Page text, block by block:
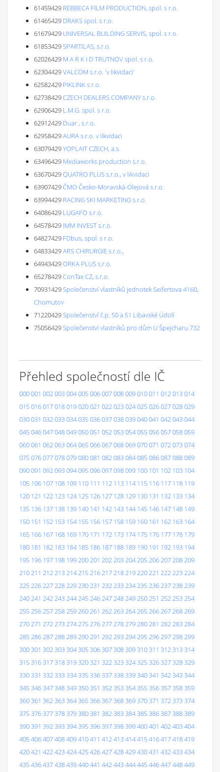
61459429 REBBECA FILM PRODUCTION, spol. s r.o.
61465429 DRAKS spol. s r.o.
61679429 UNIVERSAL BUILDING SERVIS, spol. s r.o.
61853429SPARTILAS, s.r.o.
62026429 M A R K I D TRUTNOV spol. s r.o.
62304429VALCOM s.r.o. 'v likvidaci'
62582429 PIKLINK s.r.o.
62738429CZECH DEALERS COMPANY s.r.o.
62906429 L.M.G. spol. s r.o.
62912429 Duar , s.r.o.
62958429AURA s.r.o. v likvidaci
63079429YOPLAIT CZECH, a.s.
63496429 Mediaworks production s.r.o.
63670429QUATRO PLUS s.r.o., v likvidaci
63907429ČMO Česko-Moravská-Olejová s.r.o.
63994429 RACING SKI MARKETING s.r.o.
64086429 LUGAFO s.r.o.
64578429 IMM INVEST s.r.o.
64827429 FDbus, spol. s r.o.
64833429ARS CHIRURGIE s.r.o.,
64943429ORKA PLUS s.r.o.
65278429ConTax CZ, s.r.o.
70931429Společenství vlastníků jednotek Seifertova 4160,
Chomutov
71220429Společenství č.p. 50 a 51 Libavské Údolí
75056429Společenství vlastníků pro dům U Špejcharu 732
Přehled společností dle IČ
000001 002003004005006007008009010011 012013014
015016017018019020021 022023024025026027028029
030031 032033034035036037038039040041 042043044
045046047048049050051 052053054055056057058059
060061 062063064065066067068069070071 072073074
075076077078079080081 082083084085086087088089
090091 092093094095096097098099 100 101 102 103 104
105 106 107 108 109 110 111 112 113 114 115 116 117 118 119
120 121 122 123 124 125 126 127 128 129 130 131 132 133 134
135 136 137 138 139 140 141 142 143 144 145 146 147 148 149
150 151 152 153 154 155 156 157 158 159 160 161 162 163 164
165 166 167 168 169 170 171 172 173 174 175 176 177 178 179
180 181 182 183 184 185 186 187 188 189 190 191 192 193 194
195 196 197 198 199200201 202203204205206207208209
210211 212213214215216217218219220221 222223224
225226227228229230231 232233234235236237238239
240241 242243244245246247248249250251 252253254
255256257258259260261 262263264265266267268269
270271 272273274275276277278279280281 282283284
285286287288289290291 292293294295296297298299
300301 302303304305306307308309310311 312313314
315316317318319320321 322323324325326327328329
330331 332333334335336337338339340341 342343344
345346347348349350351 352353354355356357358359
360361 362363364365366367368369370371 372373374
375376377378379380381 382383384385386387388389
390391 392393394395396397398399400401 402403404
405406407408409410411 412413414415416417418419
420421 422423424425426427428429430431 432433434
435436437438439440441 442443444445446447448449